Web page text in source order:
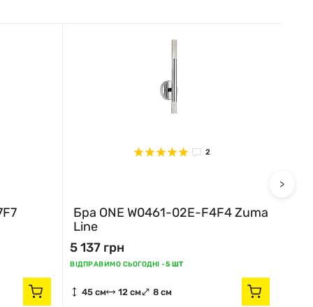
2
Бра ONE W0461-02E-F4F4 Zuma
Line
5 137 грн
ВІДПРАВИМО СЬОГОДНІ -5 ШТ
45 см 12 см 8 см
>